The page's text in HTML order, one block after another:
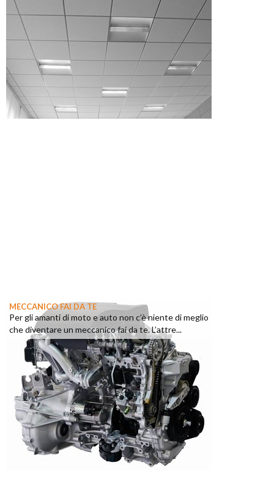
MECCANICO FAI DA TE
Per gli amanti di moto e auto non c’è niente di meglio
che diventare un meccanico fai da te. L’attre...